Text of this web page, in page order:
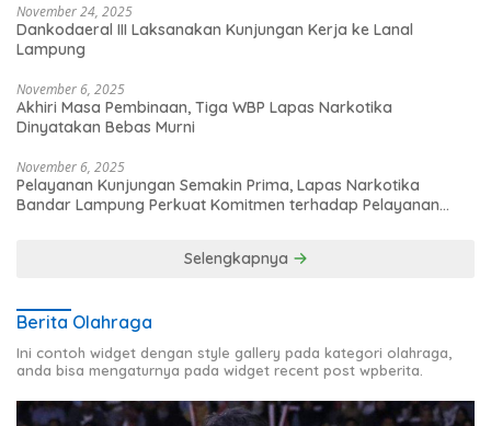
November 24, 2025
Dankodaeral III Laksanakan Kunjungan Kerja ke Lanal
Lampung
November 6, 2025
Akhiri Masa Pembinaan, Tiga WBP Lapas Narkotika
Dinyatakan Bebas Murni
November 6, 2025
Pelayanan Kunjungan Semakin Prima, Lapas Narkotika
Bandar Lampung Perkuat Komitmen terhadap Pelayanan
Selengkapnya
Berita Olahraga
Ini contoh widget dengan style gallery pada kategori olahraga,
anda bisa mengaturnya pada widget recent post wpberita.